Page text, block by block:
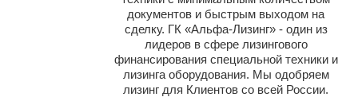
документов и быстрым выходом на
сделку. ГК «Альфа-Лизинг» - один из
лидеров в сфере лизингового
финансирования специальной техники и
лизинга оборудования. Мы одобряем
лизинг для Клиентов со всей России.